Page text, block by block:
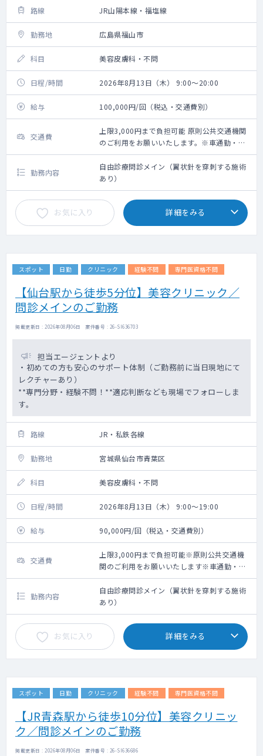
路線 JR山陽本線・福塩線
勤務地 広島県福山市
科目 美容皮膚科・不問
日程/時間 2026年8月13日（木） 9:00～20:00
給与 100,000円/回（税込・交通費別）
交通費
上限3,000円まで負担可能 原則公共交通機関
のご利用をお願いいたします。※車通勤・タ
クシー利用要相談
勤務内容
自由診療問診メイン（翼状針を穿刺する施術
あり）
お気に入り 詳細をみる
スポット 日勤 クリニック 経験不問 専門医資格不問
【仙台駅から徒歩5分位】美容クリニック／
問診メインのご勤務
掲載更新日 : 2026年08月06日 案件番号 : 26-SI636703
担当エージェントより
・初めての方も安心のサポート体制（ご勤務前に当日現地にて
レクチャーあり）
**専門分野・経験不問！**適応判断なども現場でフォローしま
す。
路線 JR・私鉄各線
勤務地 宮城県仙台市青葉区
科目 美容皮膚科・不問
日程/時間 2026年8月13日（木） 9:00～19:00
給与 90,000円/回（税込・交通費別）
交通費
上限3,000円まで負担可能※原則公共交通機
関のご利用をお願いいたします※車通勤・タ
クシー利用要相談
勤務内容
自由診療問診メイン（翼状針を穿刺する施術
あり）
お気に入り 詳細をみる
スポット 日勤 クリニック 経験不問 専門医資格不問
【JR青森駅から徒歩10分位】美容クリニッ
ク／問診メインのご勤務
掲載更新日 : 2026年08月06日 案件番号 : 26-SI636686